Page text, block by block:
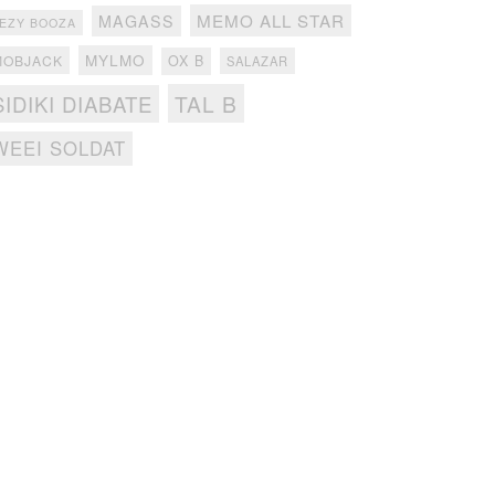
BOOZA MAGASS MEMO ALL STAR
MYLMO OX B SALAZAR
DIABATE TAL B
SOLDAT